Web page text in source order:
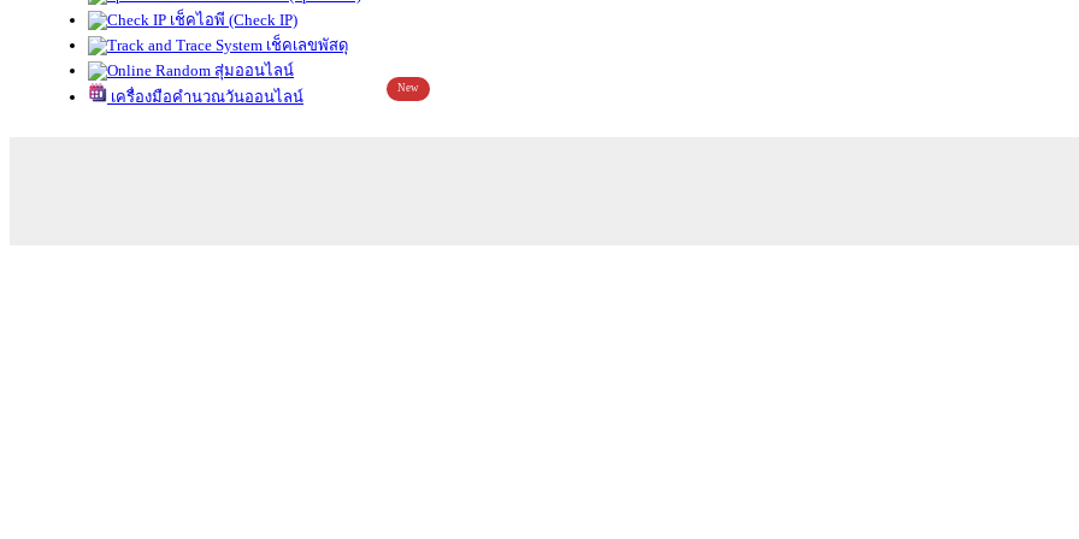
เช็คไอพี (Check IP)
เช็คเลขพัสดุ
สุ่มออนไลน์
เครื่องมือคำนวณวันออนไลน์
New